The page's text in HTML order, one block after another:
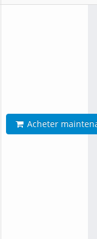
Acheter